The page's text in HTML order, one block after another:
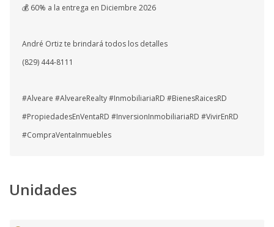
💰 60% a la entrega en Diciembre 2026
André Ortiz te brindará todos los detalles
(829) 444-8111
#Alveare #AlveareRealty #InmobiliariaRD #BienesRaicesRD
#PropiedadesEnVentaRD #InversionInmobiliariaRD #VivirEnRD
#CompraVentaInmuebles
Unidades